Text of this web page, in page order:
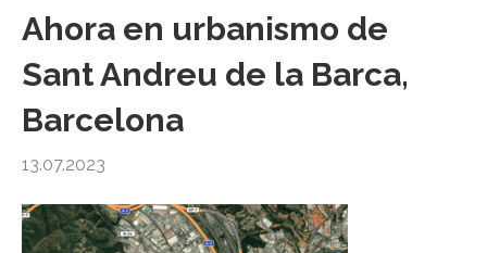
Ahora en urbanismo de
Sant Andreu de la Barca,
Barcelona
13.07.2023